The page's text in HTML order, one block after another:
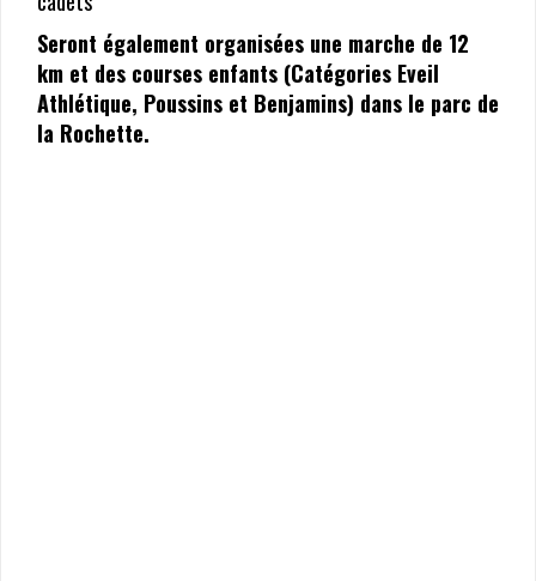
Seront également organisées une marche de 12
km et des courses enfants (Catégories Eveil
Athlétique, Poussins et Benjamins) dans le parc de
la Rochette.